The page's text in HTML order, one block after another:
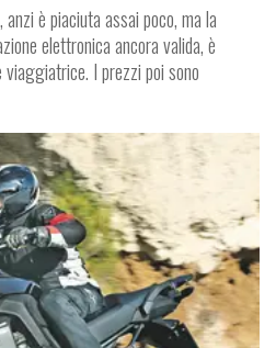
è piaciuta assai poco, ma la
elettronica ancora valida, è
I prezzi poi sono